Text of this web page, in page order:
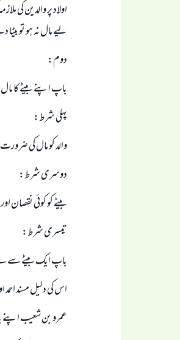
اولاد پر والدين كى
ليے مال نہ ہو تو
دوم:
باپ اپنے بيٹے كا
پہلى شرط:
والد كو مال كى
دوسرى شرط:
بيٹے كو كوئى نقصان
تيسرى شرط:
باپ ايك بيٹے سے
اس كى دليل مسند
عمرو بن شعيب اپنے